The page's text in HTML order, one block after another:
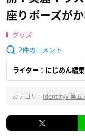
座りポーズが
グッズ
2
ライター：にじめん編
カテゴリ : IdentityV 第五